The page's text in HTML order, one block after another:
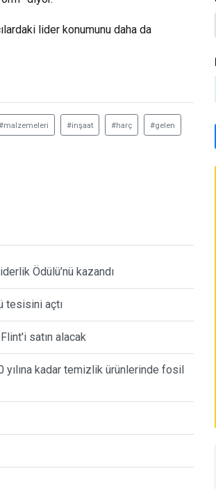
lider konumunu daha da
#inşaat #harç #gelen
Ödülü’nü kazandı
tesisini açtı
satın alacak
yılına kadar temizlik ürünlerinde fosil